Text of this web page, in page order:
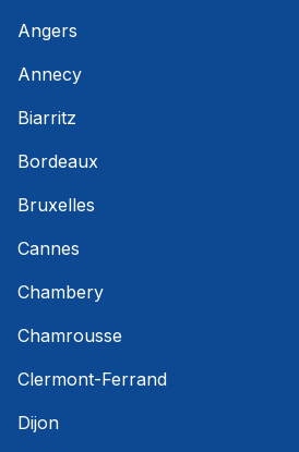
Angers
Annecy
Biarritz
Bordeaux
Bruxelles
Cannes
Chambery
Chamrousse
Clermont-Ferrand
Dijon